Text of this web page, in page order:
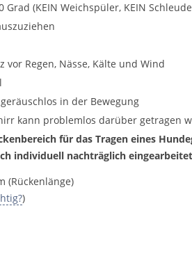
Grad (KEIN Weichspüler, KEIN
vor Regen, Nässe, Kälte und Wind
in der Bewegung
kann problemlos darüber getragen
für das Tragen eines
individuell nachträglich
(Rückenlänge)
)